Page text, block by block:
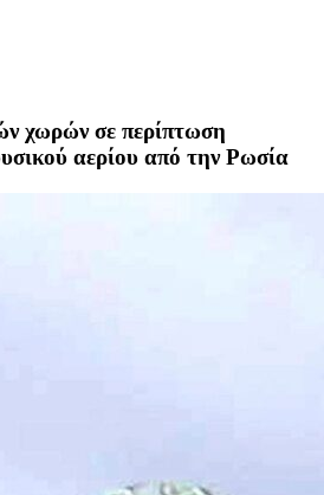
χωρών σε περίπτωση
αερίου από την Ρωσία